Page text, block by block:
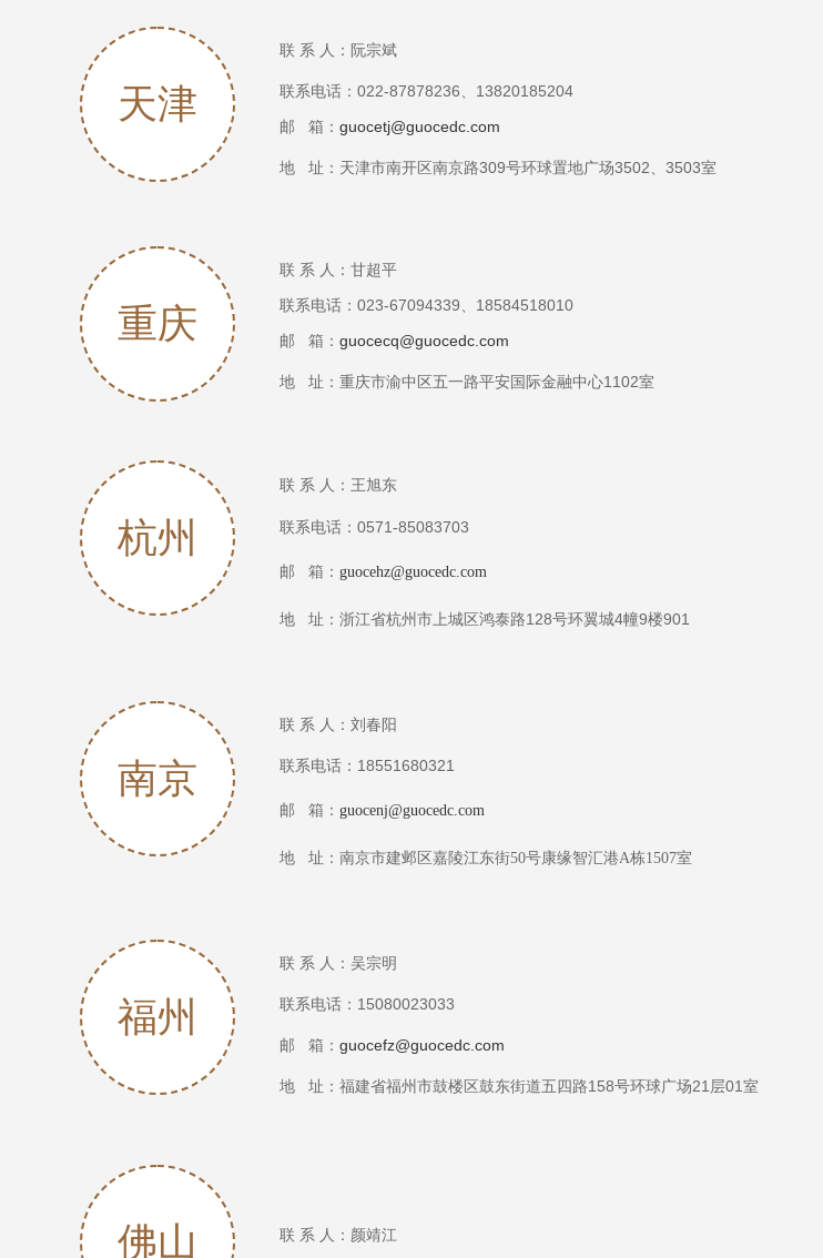
天津
联 系 人：阮宗斌
联系电话：022-87878236、13820185204
邮 箱： guocetj@guocedc.com
地 址： 天津市南开区南京路309号环球置地广场3502、3503室
重庆
联 系 人：甘超平
联系电话：023-67094339、18584518010
邮 箱： guocecq@guocedc.com
地 址： 重庆市渝中区五一路平安国际金融中心1102室
杭州
联 系 人：王旭东
联系电话：0571-85083703
邮 箱： guocehz@guocedc.com
地 址： 浙江省杭州市上城区鸿泰路128号环翼城4幢9楼901
南京
联 系 人：刘春阳
联系电话：18551680321
邮 箱： guocenj@guocedc.com
地 址：南京市建邺区嘉陵江东街50号康缘智汇港A栋1507室
福州
联 系 人：吴宗明
联系电话：15080023033
邮 箱： guocefz@guocedc.com
地 址： 福建省福州市鼓楼区鼓东街道五四路158号环球广场21层01室
佛山 联 系 人：颜靖江